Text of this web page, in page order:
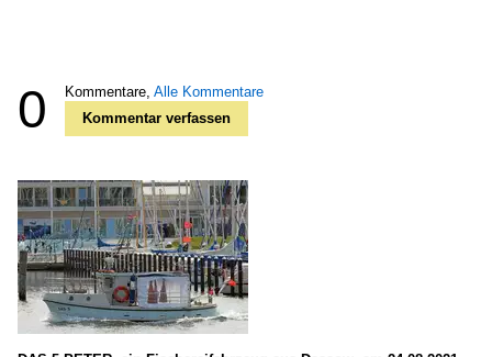
0 Kommentare, Alle Kommentare
Kommentar verfassen